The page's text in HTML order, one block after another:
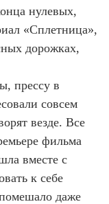
нулевых,
«Сплетница»,
дорожках,
прессу в
совсем
везде. Все
фильма
вместе с
к себе
даже